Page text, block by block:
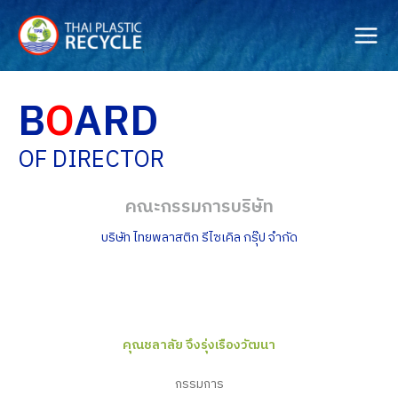
content
BOARD
OF DIRECTOR
คณะกรรมการบริษัท
บริษัท ไทยพลาสติก รีไซเคิล กรุ๊ป จำกัด
คุณชลาลัย จึงรุ่งเรืองวัฒนา
กรรมการ